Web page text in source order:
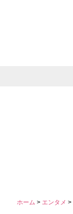
ホーム > エンタメ >